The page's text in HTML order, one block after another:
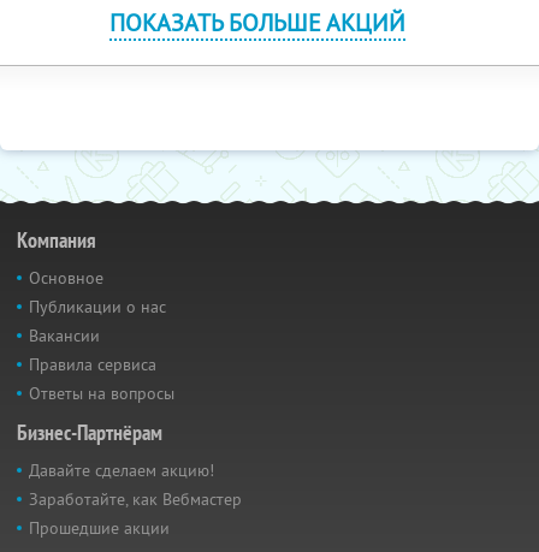
ПОКАЗАТЬ БОЛЬШЕ АКЦИЙ
Компания
Основное
Публикации о нас
Вакансии
Правила сервиса
Ответы на вопросы
Бизнес-Партнёрам
Давайте сделаем акцию!
Заработайте, как Вебмастер
Прошедшие акции